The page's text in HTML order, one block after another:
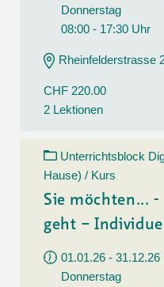
Donnerstag
08:00 - 17:30 Uhr
Rheinfelderstrasse
CHF 220.00
2 Lektionen
Unterrichtsblock
Hause) / Kurs
Sie möchten... -
geht –
01.01.26 - 31.12.26
Donnerstag